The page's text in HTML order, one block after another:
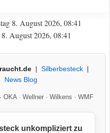
8. August 2026, 08:41
August 2026, 08:41
| Silberbesteck|
News Blog
OKA· Wellner· Wilkens · WMF
unkompliziert zu